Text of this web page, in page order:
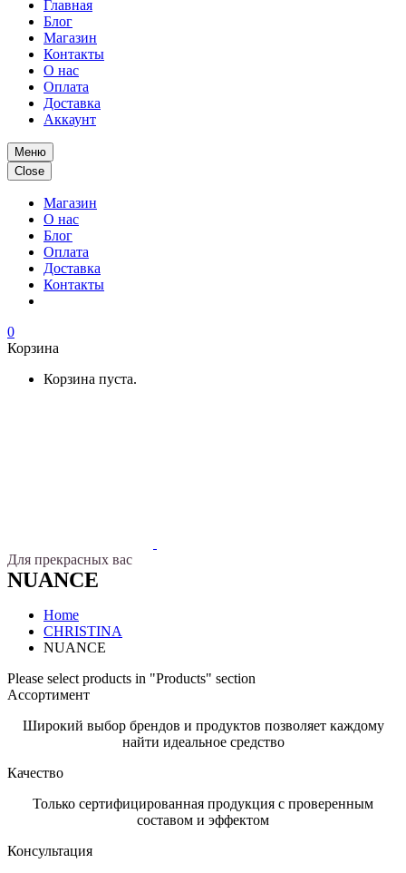
Главная
Блог
Магазин
Контакты
О нас
Оплата
Доставка
Аккаунт
Меню
Close
Магазин
О нас
Блог
Оплата
Доставка
Контакты
0
Корзина
Корзина пуста.
Для прекрасных вас
NUANCE
Home
CHRISTINA
NUANCE
Please select products in "Products" section
Ассортимент
Широкий выбор брендов и продуктов позволяет каждому
найти идеальное средство
Качество
Только сертифицированная продукция с проверенным
составом и эффектом
Консультация